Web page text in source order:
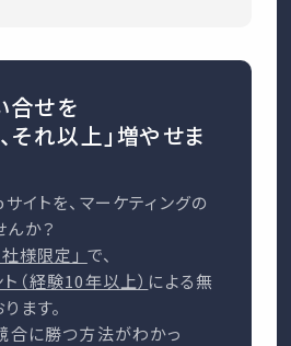
合せを
それ以上」増やせま
イトを、マーケティングの
か？
様限定」 で、
（経験10年以上） による無
ます。
合に勝つ方法がわかっ